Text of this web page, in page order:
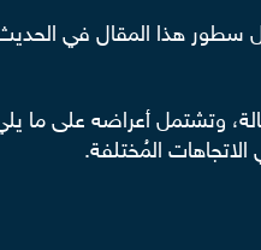
سطور هذا المقال في
وتشتمل أعراضه على ما
المُختلفة.